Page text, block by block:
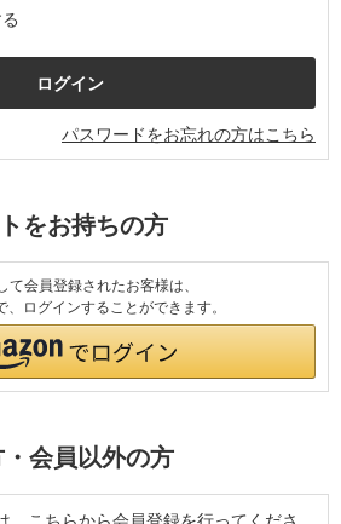
パスワードをお忘れの方はこちら
をお持ちの方
会員登録されたお客様は、
ログインすることができます。
会員以外の方
、こちらから会員登録を行ってくださ